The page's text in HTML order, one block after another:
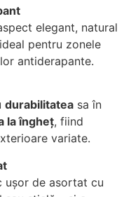
elegant, natural
pentru zonele
antiderapante.
durabilitatea sa în
la îngheț, fiind
variate.
ușor de asortat cu